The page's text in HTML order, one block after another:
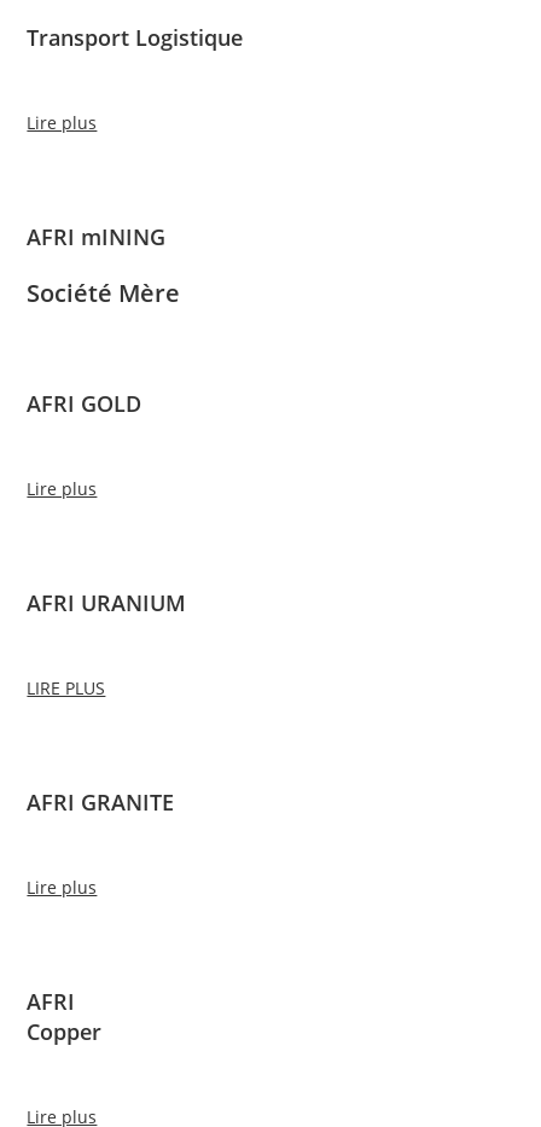
Transport Logistique
Lire plus
AFRI mINING
Société Mère
AFRI GOLD
Lire plus
AFRI URANIUM
LIRE PLUS
AFRI GRANITE
Lire plus
AFRI
Copper
Lire plus